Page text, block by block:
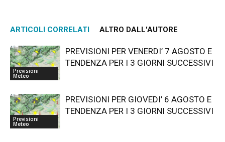
ARTICOLI CORRELATI ALTRO DALL'AUTORE
Previsioni
Meteo
PREVISIONI PER VENERDI’ 7 AGOSTO E
TENDENZA PER I 3 GIORNI SUCCESSIVI
Previsioni
Meteo
PREVISIONI PER GIOVEDI’ 6 AGOSTO E
TENDENZA PER I 3 GIORNI SUCCESSIVI